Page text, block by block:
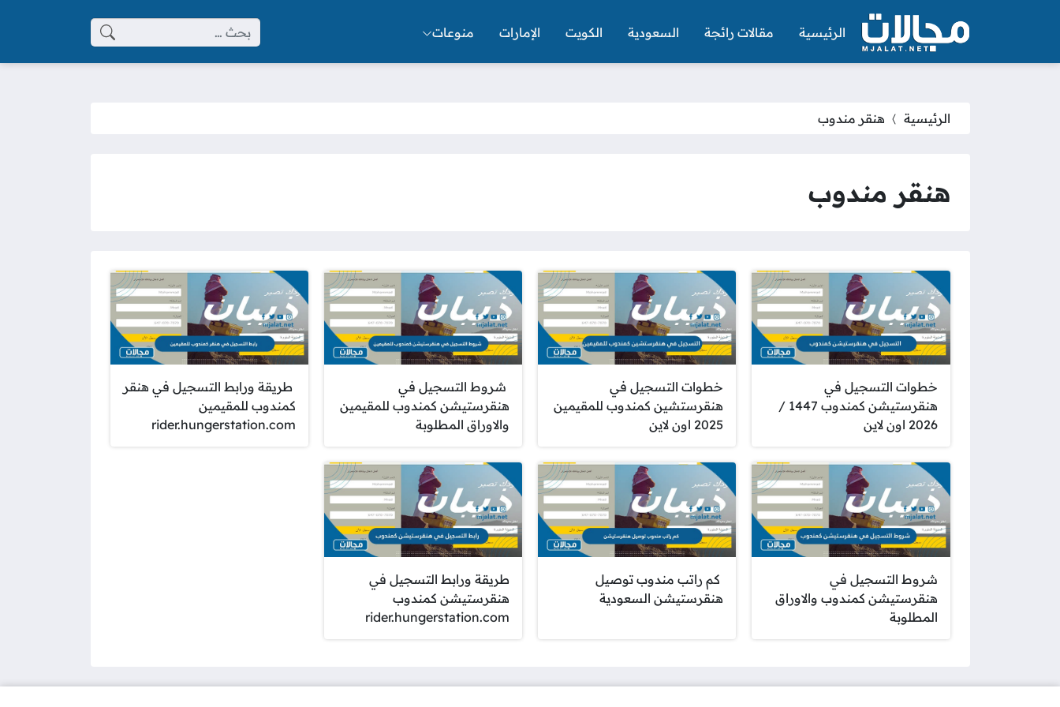
الرئيسية مقالات رائجة السعودية الكويت الإمارات منوعات البحث عن:
الرئيسية هنقر مندوب
هنقر مندوب
خطوات التسجيل في
هنقرستيشن كمندوب 1447 /
2026 اون لاين
خطوات التسجيل في
هنقرستشين كمندوب للمقيمين
2025 اون لاين
شروط التسجيل في
هنقرستيشن كمندوب للمقيمين
والاوراق المطلوبة
طريقة ورابط التسجيل في هنقر
كمندوب للمقيمين
rider.hungerstation.com
شروط التسجيل في
هنقرستيشن كمندوب والاوراق
المطلوبة
كم راتب مندوب توصيل
هنقرستيشن السعودية
طريقة ورابط التسجيل في
هنقرستيشن كمندوب
rider.hungerstation.com